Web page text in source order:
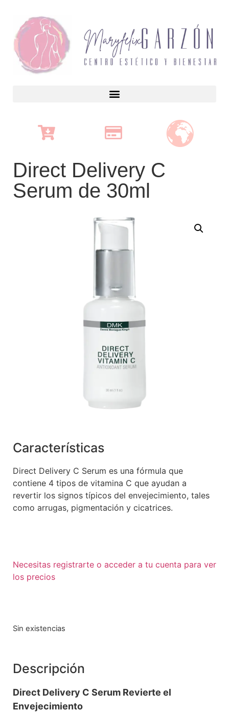
Direct Delivery C
Serum de 30ml
Características
Direct Delivery C Serum es una fórmula que
contiene 4 tipos de vitamina C que ayudan a
revertir los signos típicos del envejecimiento, tales
como arrugas, pigmentación y cicatrices.
Necesitas registrarte o acceder a tu cuenta para ver
los precios
Sin existencias
Descripción
Direct Delivery C Serum Revierte el
Envejecimiento